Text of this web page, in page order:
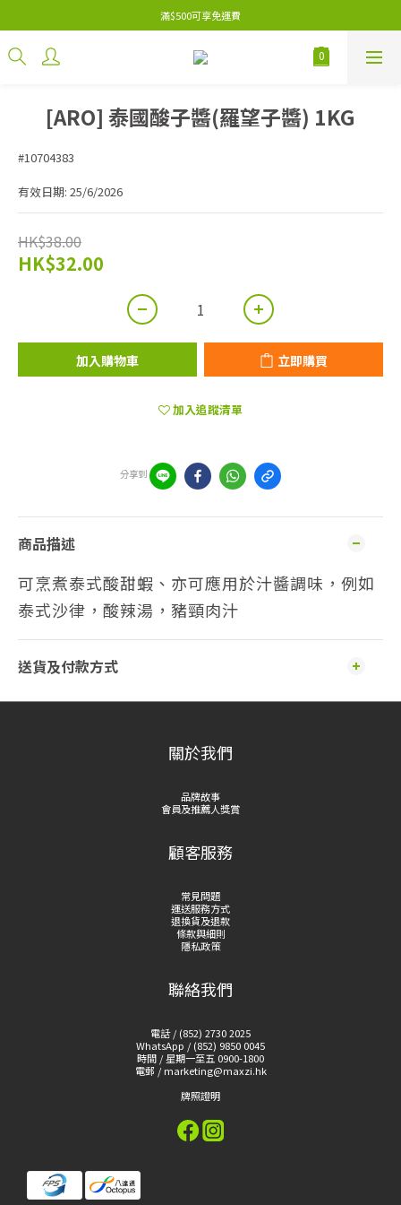
滿$500可享免運費
[ARO] 泰國酸子醬(羅望子醬) 1KG
#10704383
有效日期: 25/6/2026
HK$38.00
HK$32.00
加入購物車 立即購買
加入追蹤清單
分享到
商品描述
可烹煮泰式酸甜蝦、亦可應用於汁醬調味，例如
泰式沙律，酸辣湯，豬頸肉汁
送貨及付款方式
關於我們
品牌故事
會員及推薦人獎賞
顧客服務
常見問題
運送服務方式
退換貨及退款
條款與細則
隱私政策
聯絡我們
電話 / (852) 2730 2025
WhatsApp / (852) 9850 0045
時間 / 星期一至五 0900-1800
電郵 / marketing@maxzi.hk
牌照證明